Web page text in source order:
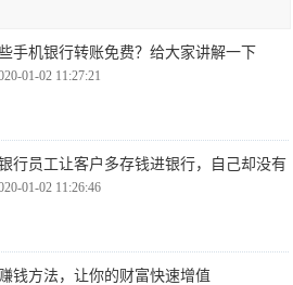
手机银行转账免费？给大家讲解一下
01-02 11:27:21
行员工让客户多存钱进银行，自己却没有
01-02 11:26:46
钱方法，让你的财富快速增值